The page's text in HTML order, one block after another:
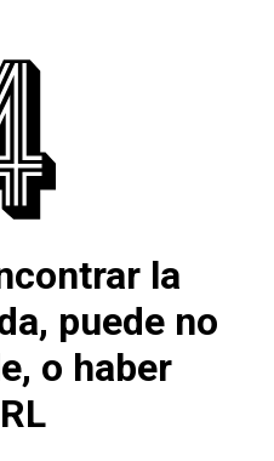
la
puede no
o haber